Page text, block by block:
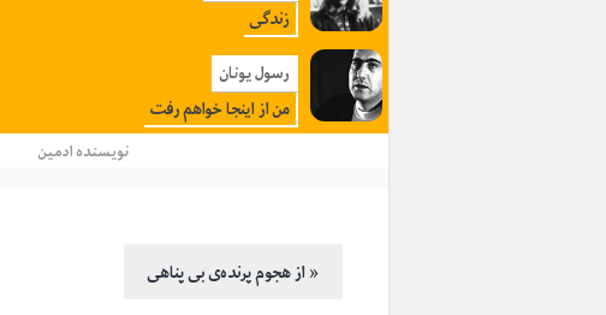
زندگی
رسول یونان
من از اینجا خواهم رفت
نویسندهادمین
از هجوم پرنده‌ی بی پناهی »